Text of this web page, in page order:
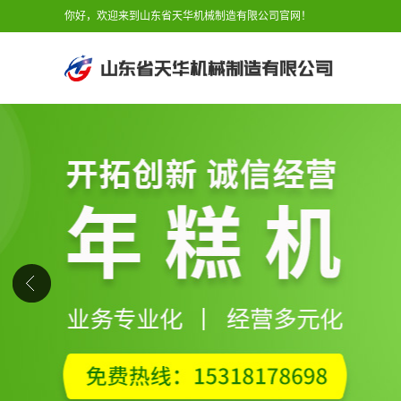
你好，欢迎来到山东省天华机械制造有限公司官网！